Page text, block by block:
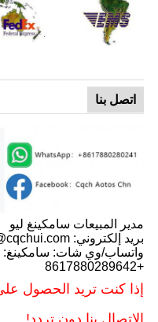
اتصل بنا
مدير المبيعات سامكينغ ليو
بريد إلكتروني: chris@cqchui.com
+8617880289642
إذا كنت تريد الحصول
الاتصال بنا دون تردد!